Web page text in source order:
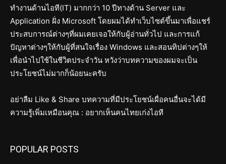
ทำงานด้านไอที(IT) มากกว่า 10 ปีทางด้าน Server และ
Application ฝั่ง Microsoft โดยผมได้ทำเว็บไซต์ขึ้นมาเพื่อแชร์
ประสบการณ์ต่างๆที่ผมเคยเจอให้กับผู้อ่านทั่วไป และการแก้
ปัญหาต่างๆให้กับผู้ที่สนใจเรื่อง Windows และสอนทิปต่างๆให้
เพื่อนำไปใช้ในชีวิตประจำวัน หวังว่าบทความของผมจะเป็น
ประโยชน์ไม่มากก็น้อยนะครับ
อย่าลืม Like & Share บทความที่มีประโยชน์เผื่อคนอื่นจะได้มี
ความรู้เพิ่มเหมือนคุณ : อยากเห็นคนไทยเก่งไอที
POPULAR POSTS